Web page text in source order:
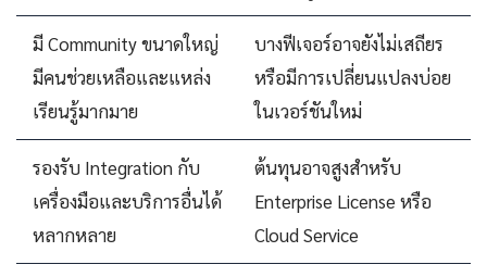
มี Community ขนาดใหญ่
มีคนช่วยเหลือและแหล่ง
เรียนรู้มากมาย
บางฟีเจอร์อาจยังไม่เสถียร
หรือมีการเปลี่ยนแปลงบ่อย
ในเวอร์ชันใหม่
รองรับ Integration กับ
เครื่องมือและบริการอื่นได้
หลากหลาย
ต้นทุนอาจสูงสำหรับ
Enterprise License หรือ
Cloud Service